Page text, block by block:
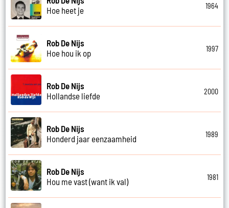
Hoe heet je
1964
Rob De Nijs
Hoe hou ik op
1997
Rob De Nijs
Hollandse liefde
2000
Rob De Nijs
Honderd jaar eenzaamheid
1989
Rob De Nijs
Hou me vast (want ik val)
1981